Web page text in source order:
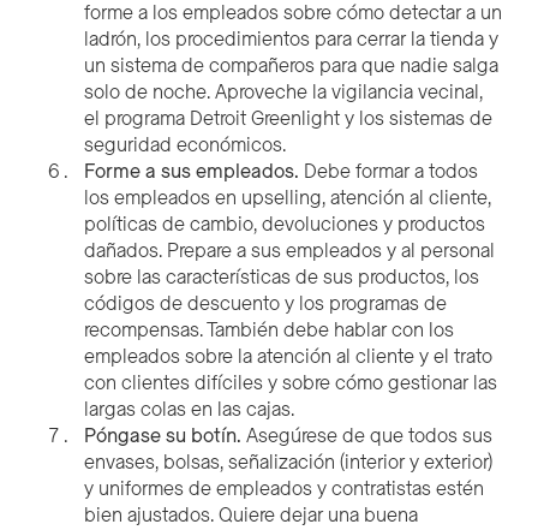
forme a los empleados sobre cómo detectar a un
ladrón, los procedimientos para cerrar la tienda y
un sistema de compañeros para que nadie salga
solo de noche. Aproveche la vigilancia vecinal,
el programa Detroit Greenlight y los sistemas de
seguridad económicos.
Forme a sus empleados. Debe formar a todos
los empleados en upselling, atención al cliente,
políticas de cambio, devoluciones y productos
dañados. Prepare a sus empleados y al personal
sobre las características de sus productos, los
códigos de descuento y los programas de
recompensas. También debe hablar con los
empleados sobre la atención al cliente y el trato
con clientes difíciles y sobre cómo gestionar las
largas colas en las cajas.
Póngase su botín. Asegúrese de que todos sus
envases, bolsas, señalización (interior y exterior)
y uniformes de empleados y contratistas estén
bien ajustados. Quiere dejar una buena